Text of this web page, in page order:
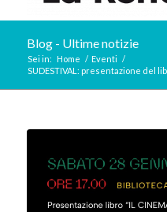
Blog - Ultime notizie
Sei in: Home / Eventi /
SUDESTIVAL: presentazione del